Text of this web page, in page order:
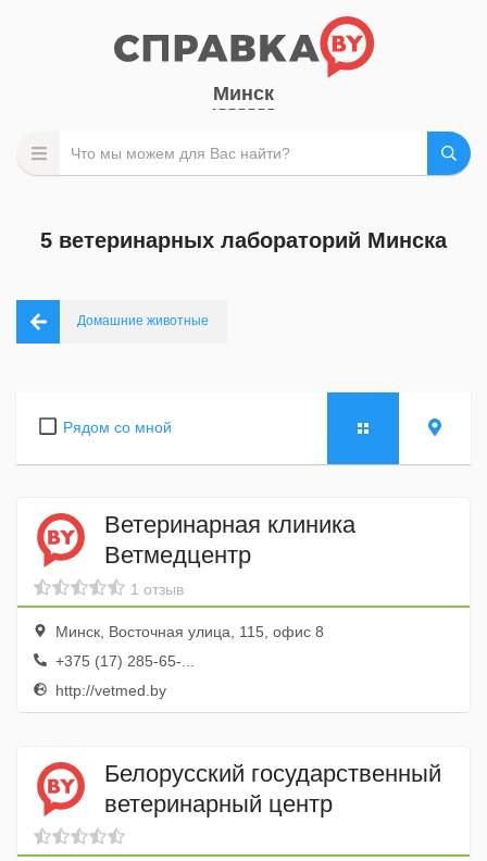
Минск
5 ветеринарных лабораторий Минска
Домашние животные
Рядом со мной
Ветеринарная клиника
Ветмедцентр
1 отзыв
Минск, Восточная улица, 115, офис 8
+375 (17) 285-65-...
http://vetmed.by
Белорусский государственный
ветеринарный центр